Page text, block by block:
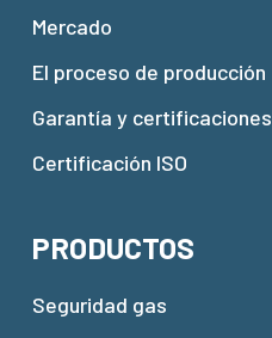
Mercado
El proceso de producción
Garantía y certificaciones
Certificación ISO
PRODUCTOS
Seguridad gas